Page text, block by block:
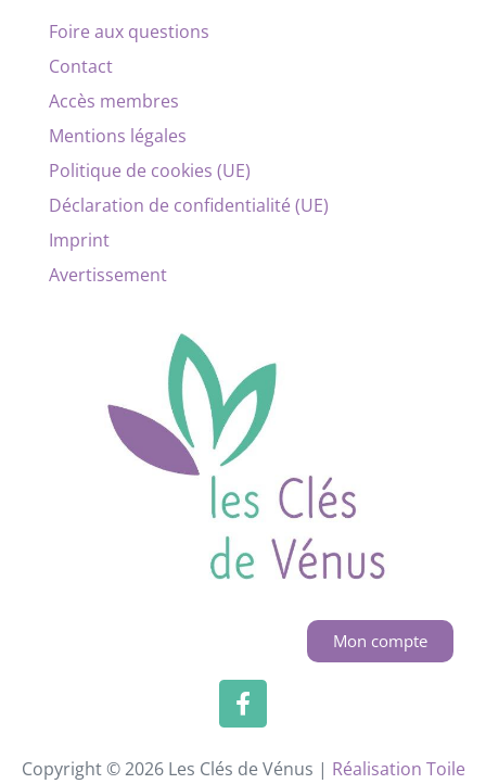
Foire aux questions
Contact
Accès membres
Mentions légales
Politique de cookies (UE)
Déclaration de confidentialité (UE)
Imprint
Avertissement
Mon compte
Copyright © 2026 Les Clés de Vénus | Réalisation Toile